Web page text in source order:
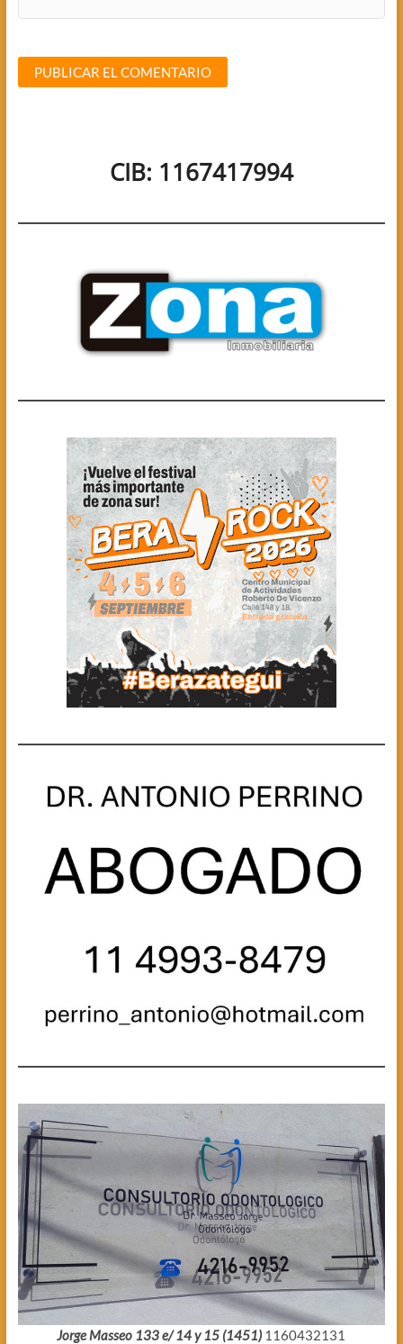
CIB: 1167417994
Jorge Masseo 133 e/ 14 y 15 (1451) 1160432131